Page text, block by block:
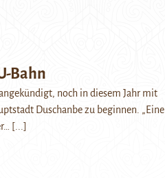
Bahn
noch in diesem Jahr mit
Duschanbe zu beginnen. „Eine
[...]